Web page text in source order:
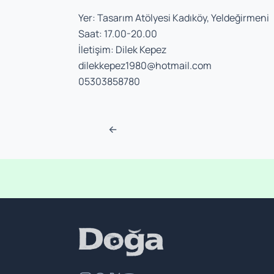
Yer: Tasarım Atölyesi Kadıköy, Yeldeğirmeni
Saat: 17.00-20.00
İletişim: Dilek Kepez
dilekkepez1980@hotmail.com
05303858780
Navigasyon
←